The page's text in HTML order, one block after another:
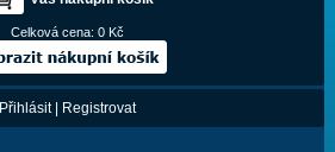
Celková cena:0 Kč
Přihlásit| Registrovat